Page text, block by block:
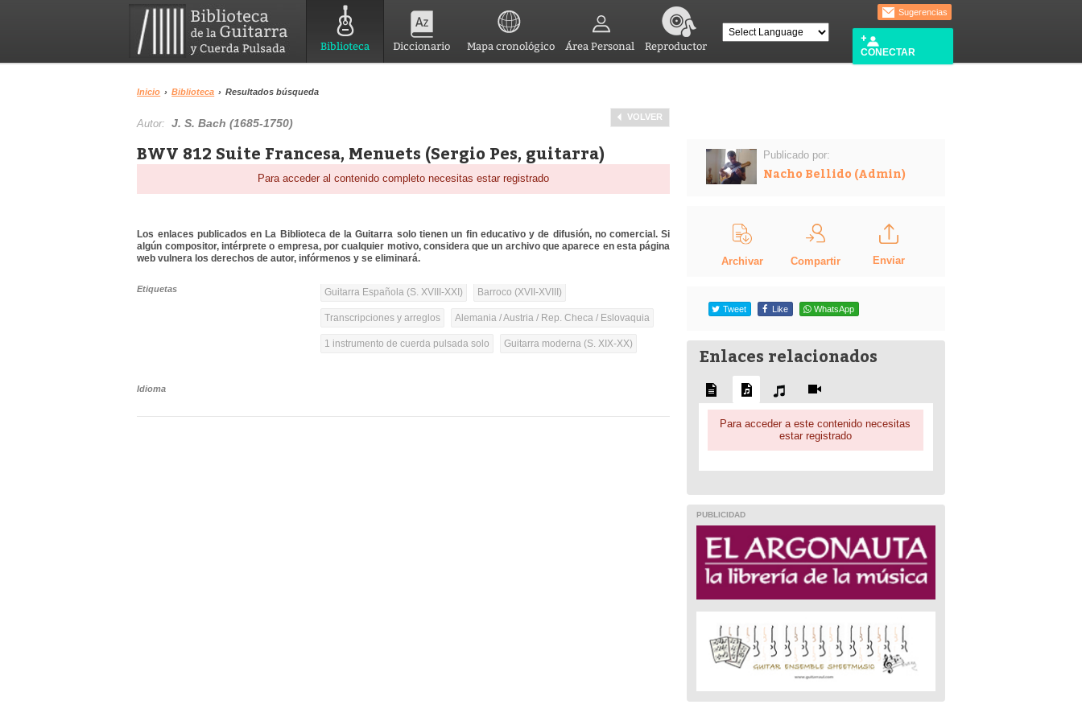
Biblioteca Diccionario Mapa cronológico Área Personal Reproductor
Sugerencias
CONECTAR
Inicio › Biblioteca › Resultados búsqueda
VOLVER
Autor:J. S. Bach (1685-1750)
BWV 812 Suite Francesa, Menuets (Sergio Pes, guitarra)
Para acceder al contenido completo necesitas estar registrado
Los enlaces publicados en La Biblioteca de la Guitarra solo tienen un fin educativo y de difusión, no comercial. Si
algún compositor, intérprete o empresa, por cualquier motivo, considera que un archivo que aparece en esta página
web vulnera los derechos de autor, infórmenos y se eliminará.
Etiquetas Guitarra Española (S. XVIII-XXI) Barroco (XVII-XVIII)
Transcripciones y arreglos Alemania / Austria / Rep. Checa / Eslovaquia
1 instrumento de cuerda pulsada solo Guitarra moderna (S. XIX-XX)
Idioma
Publicado por:
Nacho Bellido (Admin)
Archivar Compartir Enviar
Tweet Like WhatsApp
Enlaces relacionados
Para acceder a este contenido necesitas
estar registrado
PUBLICIDAD